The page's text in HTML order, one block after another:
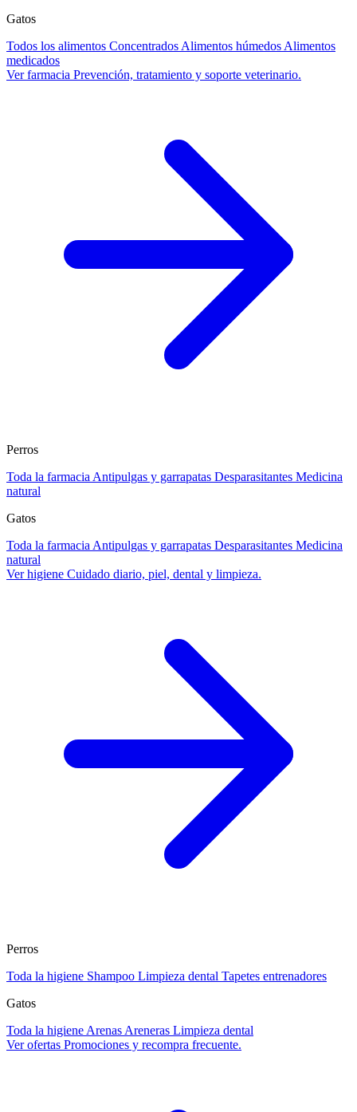
Gatos
Todos los alimentos Concentrados Alimentos húmedos Alimentos
medicados
Ver farmacia Prevención, tratamiento y soporte veterinario.
Perros
Toda la farmacia Antipulgas y garrapatas Desparasitantes Medicina
natural
Gatos
Toda la farmacia Antipulgas y garrapatas Desparasitantes Medicina
natural
Ver higiene Cuidado diario, piel, dental y limpieza.
Perros
Toda la higiene Shampoo Limpieza dental Tapetes entrenadores
Gatos
Toda la higiene Arenas Areneras Limpieza dental
Ver ofertas Promociones y recompra frecuente.